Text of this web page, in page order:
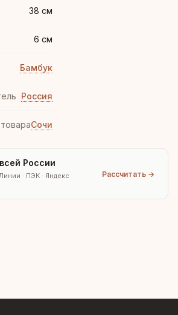
38 см
6 см
Бамбук
Россия
Сочи
России
· ПЭК · Яндекс
Рассчитать →